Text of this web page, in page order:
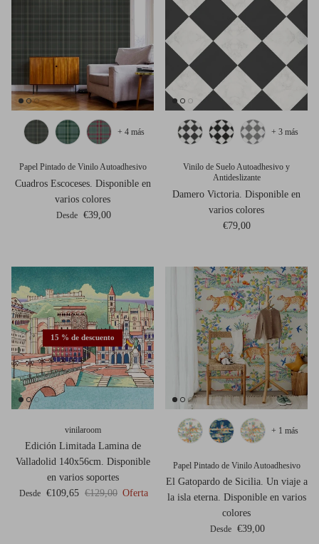
Papel Pintado de Vinilo Autoadhesivo
Cuadros Escoceses. Disponible en
varios colores
Precio normal
Desde €39,00
+ 4 más
Vinilo de Suelo Autoadhesivo y
Antideslizante
Damero Victoria. Disponible en
varios colores
Precio normal
€79,00
+ 3 más
15 % de descuento
vinilaroom
Edición Limitada Lamina de
Valladolid 140x56cm. Disponible
en varios soportes
Precio de venta
Desde €109,65 Precio normal
€129,00 Oferta
Papel Pintado de Vinilo Autoadhesivo
El Gatopardo de Sicilia. Un viaje a
la isla eterna. Disponible en varios
colores
Precio normal
Desde €39,00
+ 1 más